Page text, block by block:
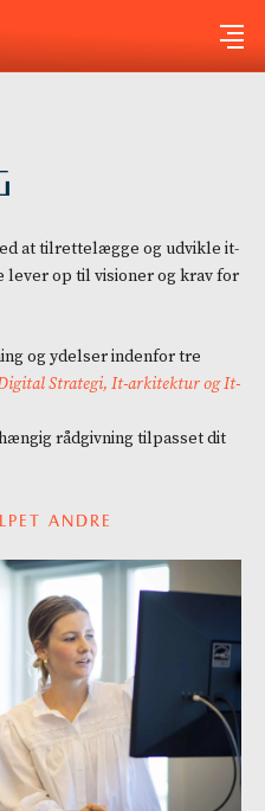
at tilrettelægge og udvikle it-
lever op til visioner og krav for
og ydelser indenfor tre
Strategi, It-arkitektur og It-
rådgivning tilpasset dit
ANDRE